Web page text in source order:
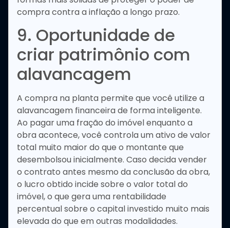
compra contra a inflação a longo prazo.
9. Oportunidade de
criar patrimônio com
alavancagem
A compra na planta permite que você utilize a
alavancagem financeira de forma inteligente.
Ao pagar uma fração do imóvel enquanto a
obra acontece, você controla um ativo de valor
total muito maior do que o montante que
desembolsou inicialmente. Caso decida vender
o contrato antes mesmo da conclusão da obra,
o lucro obtido incide sobre o valor total do
imóvel, o que gera uma rentabilidade
percentual sobre o capital investido muito mais
elevada do que em outras modalidades.